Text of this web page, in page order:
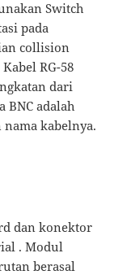
Switch
pada
collision
RG-58
dari
BNC adalah
kabelnya.
dan konektor
. Modul
berasal